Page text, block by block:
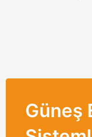
Güneş